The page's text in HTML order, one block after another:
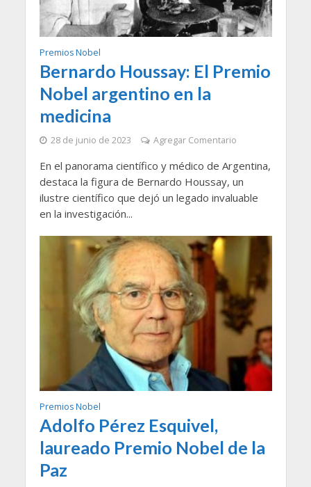
Premios Nobel
Bernardo Houssay: El Premio
Nobel argentino en la
medicina
28 de junio de 2023 Agregar Comentario
En el panorama científico y médico de Argentina,
destaca la figura de Bernardo Houssay, un
ilustre científico que dejó un legado invaluable
en la investigación...
Premios Nobel
Adolfo Pérez Esquivel,
laureado Premio Nobel de la
Paz